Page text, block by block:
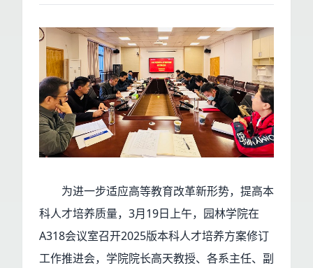
为进一步适应高等教育改革新形势，提高本
科人才培养质量，3月19日上午，园林学院在
A318会议室召开2025版本科人才培养方案修订
工作推进会，学院院长高天教授、各系主任、副